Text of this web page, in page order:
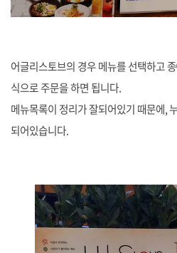
어글리스토브의 경우 메뉴를 선택하고
식으로 주문을 하면 됩니다.
메뉴목록이 정리가 잘되어있기 때문에,
되어있습니다.